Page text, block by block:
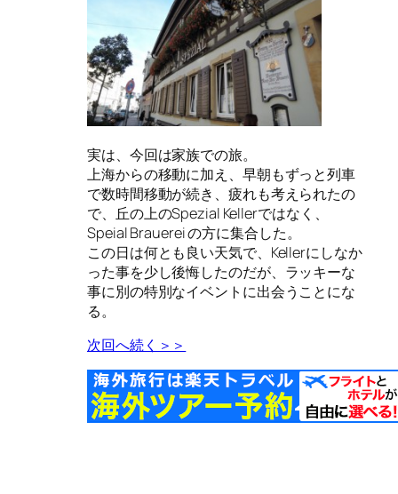
実は、今回は家族での旅。
上海からの移動に加え、早朝もずっと列車
で数時間移動が続き、疲れも考えられたの
で、丘の上のSpezial Kellerではなく、
Speial Brauerei の方に集合した。
この日は何とも良い天気で、Kellerにしなか
った事を少し後悔したのだが、ラッキーな
事に別の特別なイベントに出会うことにな
る。
次回へ続く＞＞